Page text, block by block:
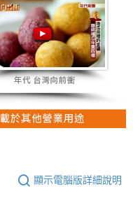
顯示電腦版詳細說明